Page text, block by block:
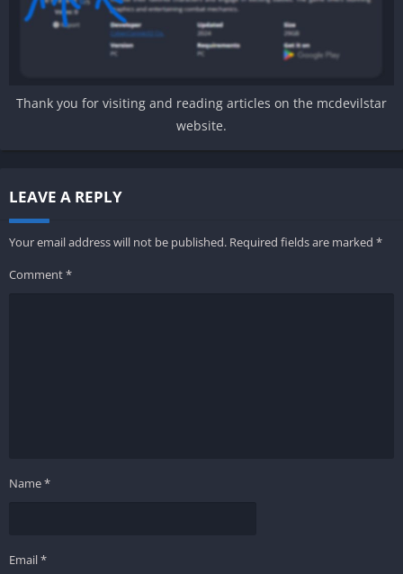
Thank you for visiting and reading articles on the mcdevilstar
website.
LEAVE A REPLY
Your email address will not be published. Required fields are marked *
Comment*
Name*
Email*